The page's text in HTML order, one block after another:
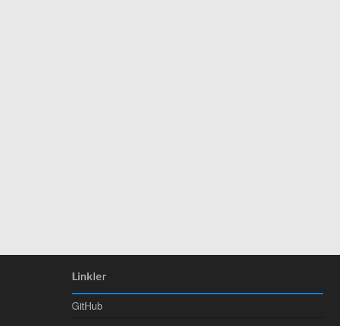
Linkler
GitHub